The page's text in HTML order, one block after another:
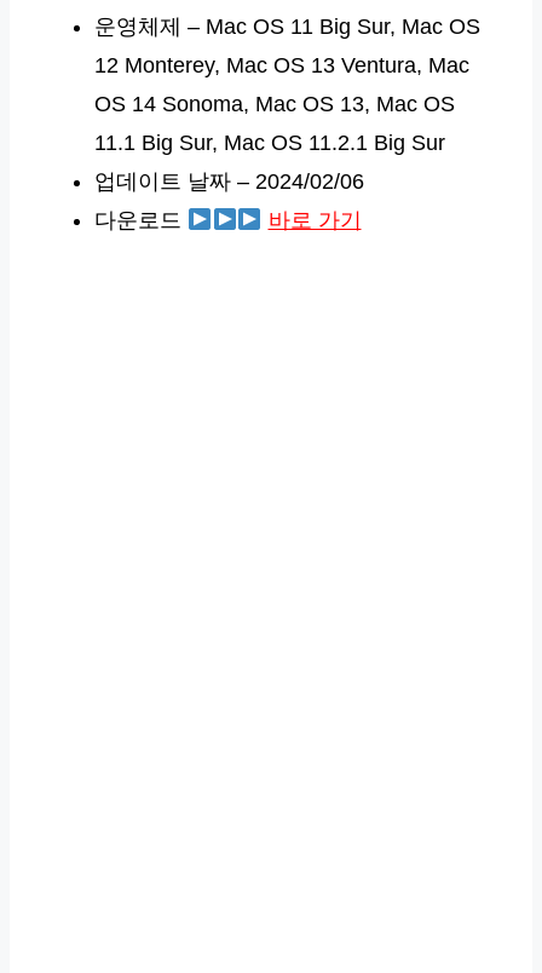
운영체제 – Mac OS 11 Big Sur, Mac OS
12 Monterey, Mac OS 13 Ventura, Mac
OS 14 Sonoma, Mac OS 13, Mac OS
11.1 Big Sur, Mac OS 11.2.1 Big Sur
업데이트 날짜 – 2024/02/06
다운로드
바로 가기